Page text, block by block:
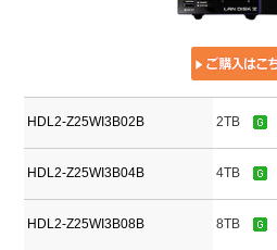
HDL2-Z25WI3B02B 2TB
HDL2-Z25WI3B04B 4TB
HDL2-Z25WI3B08B 8TB